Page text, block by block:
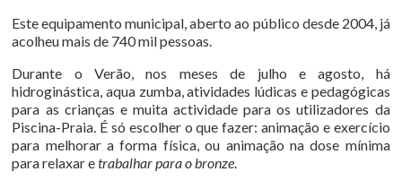
Este equipamento municipal, aberto ao público desde 2004, já
acolheu mais de 740 mil pessoas.
Durante o Verão, nos meses de julho e agosto, há
hidroginástica, aqua zumba, atividades lúdicas e pedagógicas
para as crianças e muita actividade para os utilizadores da
Piscina-Praia. É só escolher o que fazer: animação e exercício
para melhorar a forma física, ou animação na dose mínima
para relaxar etrabalhar para o bronze